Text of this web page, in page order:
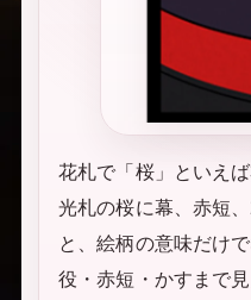
花札で「桜」といえば
光札の桜に幕、赤短
と、絵柄の意味だけ
役・赤短・かすまで